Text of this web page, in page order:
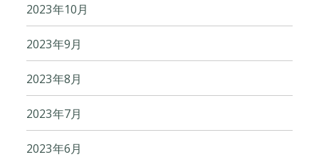
2023年10月
2023年9月
2023年8月
2023年7月
2023年6月